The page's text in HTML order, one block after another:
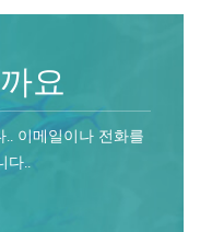
요
이메일이나 전화를
..